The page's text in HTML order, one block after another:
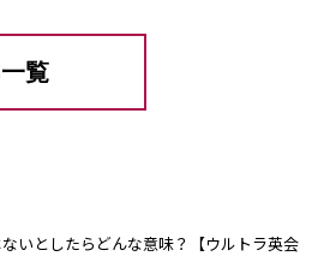
一覧
いとしたらどんな意味？【ウルトラ英会